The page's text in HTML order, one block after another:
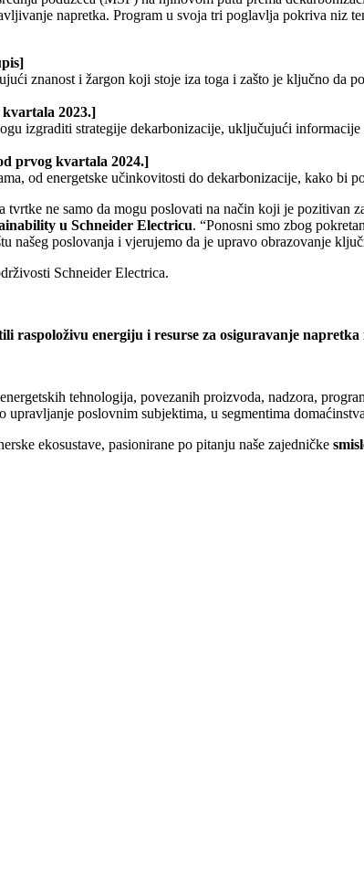
napretka. Program u svoja tri poglavlja pokriva niz
znanost i žargon koji stoje iza toga i zašto je ključno da
2023.]
izgraditi strategije dekarbonizacije, uključujući
prvog kvartala 2024.]
od energetske učinkovitosti do dekarbonizacije, kako bi
ne samo da mogu poslovati na način koji je pozitivan
u Schneider Electricu. “Ponosni smo zbog
našeg poslovanja i vjerujemo da je upravo obrazovanje
Schneider Electrica.
raspoloživu energiju i resurse za osiguravanje
tehnologija, povezanih proizvoda, nadzora,
poslovnim subjektima, u segmentima
ekosustave, pasionirane po pitanju naše zajedničke